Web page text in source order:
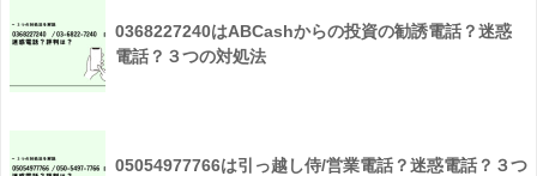
0368227240はABCashからの投資の勧誘電話？迷惑
電話？３つの対処法
05054977766は引っ越し侍/営業電話？迷惑電話？３つ